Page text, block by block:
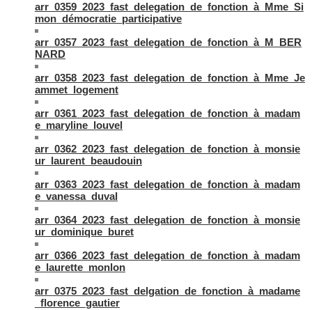
arr_0359_2023_fast_delegation_de_fonction_à_Mme_Si
mon_démocratie_participative
arr_0357_2023_fast_delegation_de_fonction_à_M_BER
NARD
arr_0358_2023_fast_delegation_de_fonction_à_Mme_Je
ammet_logement
arr_0361_2023_fast_delegation_de_fonction_à_madam
e_maryline_louvel
arr_0362_2023_fast_delegation_de_fonction_à_monsie
ur_laurent_beaudouin
arr_0363_2023_fast_delegation_de_fonction_à_madam
e_vanessa_duval
arr_0364_2023_fast_delegation_de_fonction_à_monsie
ur_dominique_buret
arr_0366_2023_fast_delegation_de_fonction_à_madam
e_laurette_monlon
arr_0375_2023_fast_delgation_de_fonction_à_madame
_florence_gautier